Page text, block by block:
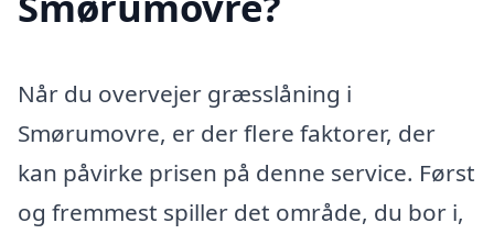
Når du overvejer græsslåning i
Smørumovre, er der flere faktorer, der
kan påvirke prisen på denne service. Først
og fremmest spiller det område, du bor i,